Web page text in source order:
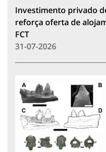
Investimento privado
reforça oferta de
FCT
31-07-2026